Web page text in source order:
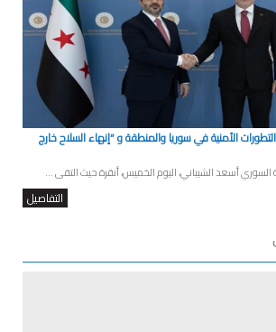
الأمنية في سوريا والمنطقة و “إنهاء السلاح خارج
السوري أسعد الشيباني، اليوم الخميس، أنقرة حيث التقى ...
التفاصيل